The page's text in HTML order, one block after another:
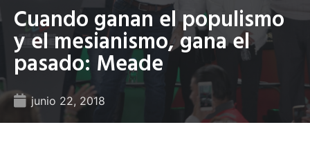
Cuando ganan el populismo
y el mesianismo, gana el
pasado: Meade
junio 22, 2018